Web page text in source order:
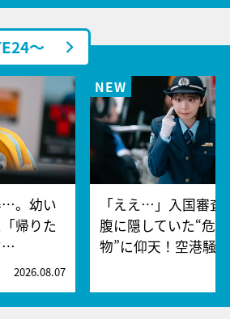
～
…。幼い
帰りた
…
2026.08.07
「ええ…」入国審査
腹に隠していた“危
物”に仰天！空港騒